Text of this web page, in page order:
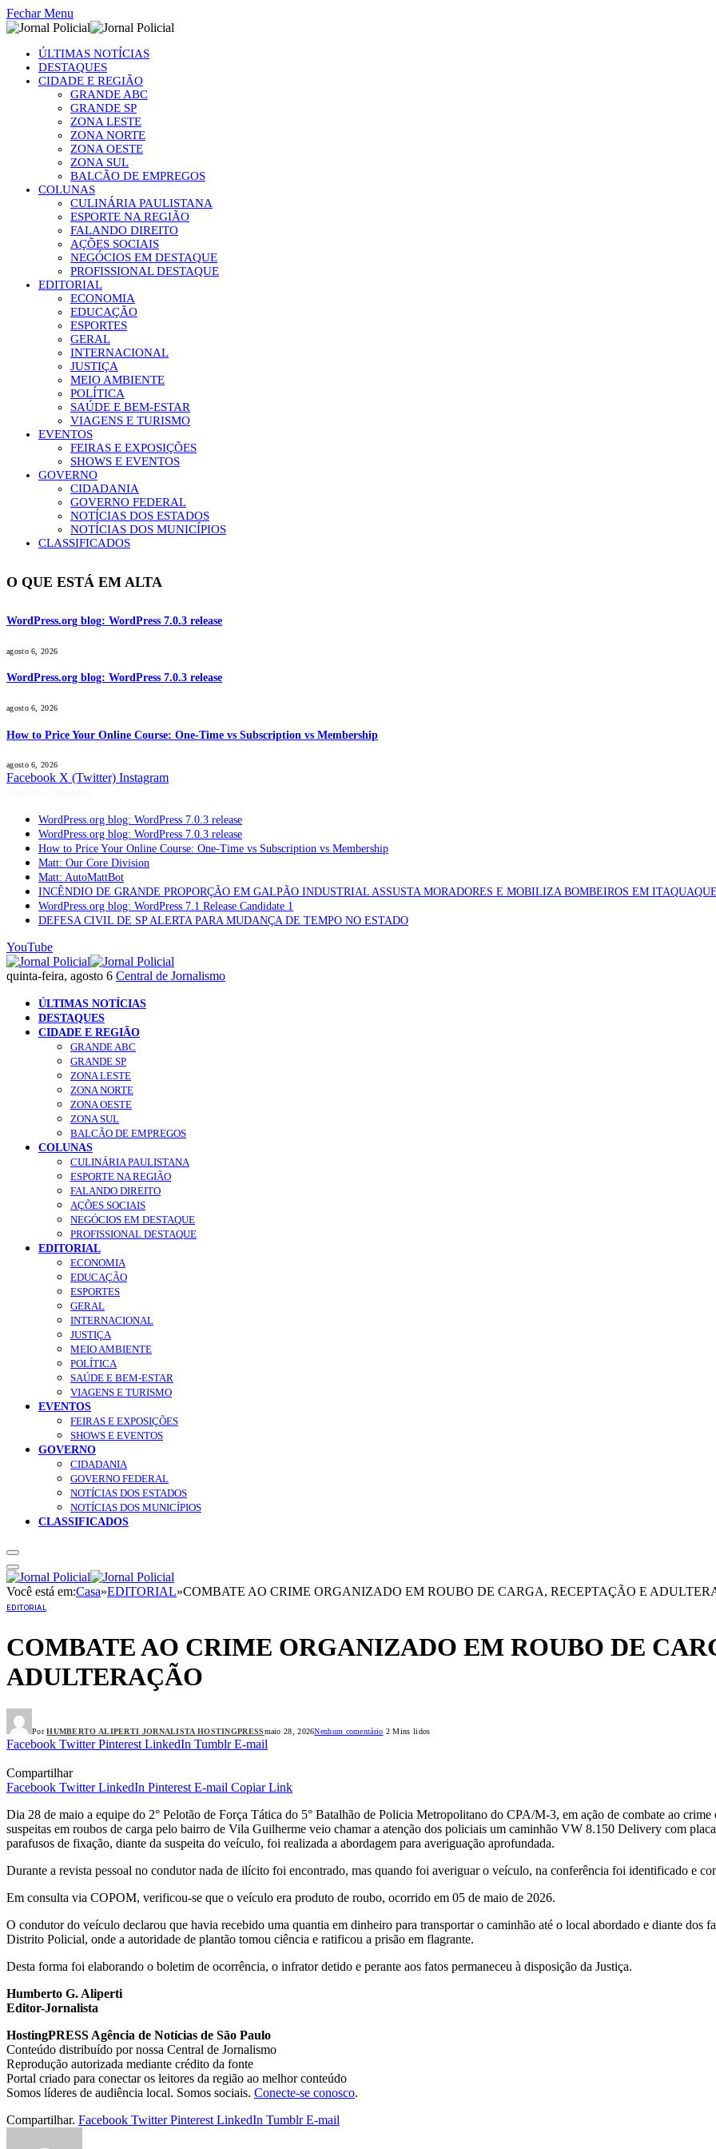
Fechar Menu
ÚLTIMAS NOTÍCIAS
DESTAQUES
CIDADE E REGIÃO
GRANDE ABC
GRANDE SP
ZONA LESTE
ZONA NORTE
ZONA OESTE
ZONA SUL
BALCÃO DE EMPREGOS
COLUNAS
CULINÁRIA PAULISTANA
ESPORTE NA REGIÃO
FALANDO DIREITO
AÇÕES SOCIAIS
NEGÓCIOS EM DESTAQUE
PROFISSIONAL DESTAQUE
EDITORIAL
ECONOMIA
EDUCAÇÃO
ESPORTES
GERAL
INTERNACIONAL
JUSTIÇA
MEIO AMBIENTE
POLÍTICA
SAÚDE E BEM-ESTAR
VIAGENS E TURISMO
EVENTOS
FEIRAS E EXPOSIÇÕES
SHOWS E EVENTOS
GOVERNO
CIDADANIA
GOVERNO FEDERAL
NOTÍCIAS DOS ESTADOS
NOTÍCIAS DOS MUNICÍPIOS
CLASSIFICADOS
O QUE ESTÁ EM ALTA
WordPress.org blog: WordPress 7.0.3 release
agosto 6, 2026
WordPress.org blog: WordPress 7.0.3 release
agosto 6, 2026
How to Price Your Online Course: One-Time vs Subscription vs Membership
agosto 6, 2026
Facebook X (Twitter) Instagram
WordPress.org blog: WordPress 7.0.3 release
WordPress.org blog: WordPress 7.0.3 release
How to Price Your Online Course: One-Time vs Subscription vs Membership
Matt: Our Core Division
Matt: AutoMattBot
INCÊNDIO DE GRANDE PROPORÇÃO EM GALPÃO INDUSTRIAL ASSUSTA MORADORES E MOBILIZA BOMBEIROS EM
WordPress.org blog: WordPress 7.1 Release Candidate 1
DEFESA CIVIL DE SP ALERTA PARA MUDANÇA DE TEMPO NO ESTADO
YouTube
quinta-feira, agosto 6 Central de Jornalismo
ÚLTIMAS NOTÍCIAS
DESTAQUES
CIDADE E REGIÃO
GRANDE ABC
GRANDE SP
ZONA LESTE
ZONA NORTE
ZONA OESTE
ZONA SUL
BALCÃO DE EMPREGOS
COLUNAS
CULINÁRIA PAULISTANA
ESPORTE NA REGIÃO
FALANDO DIREITO
AÇÕES SOCIAIS
NEGÓCIOS EM DESTAQUE
PROFISSIONAL DESTAQUE
EDITORIAL
ECONOMIA
EDUCAÇÃO
ESPORTES
GERAL
INTERNACIONAL
JUSTIÇA
MEIO AMBIENTE
POLÍTICA
SAÚDE E BEM-ESTAR
VIAGENS E TURISMO
EVENTOS
FEIRAS E EXPOSIÇÕES
SHOWS E EVENTOS
GOVERNO
CIDADANIA
GOVERNO FEDERAL
NOTÍCIAS DOS ESTADOS
NOTÍCIAS DOS MUNICÍPIOS
CLASSIFICADOS
Você está em:Casa»EDITORIAL»COMBATE AO CRIME ORGANIZADO EM ROUBO DE CARGA, RECEPTAÇÃO E
EDITORIAL
COMBATE AO CRIME ORGANIZADO EM ROUBO DE
ADULTERAÇÃO
Por HUMBERTO ALIPERTI JORNALISTA HOSTINGPRESSmaio 28, 2026Nenhum comentário 2 Mins lidos
Facebook Twitter Pinterest LinkedIn Tumblr E-mail
Compartilhar
Facebook Twitter LinkedIn Pinterest E-mail Copiar Link
Dia 28 de maio a equipe do 2° Pelotão de Força Tática do 5° Batalhão de Policia Metropolitano do CPA/M-3, em ação de combate ao
suspeitas em roubos de carga pelo bairro de Vila Guilherme veio chamar a atenção dos policiais um caminhão VW 8.150 Delivery com
parafusos de fixação, diante da suspeita do veículo, foi realizada a abordagem para averiguação aprofundada.
Durante a revista pessoal no condutor nada de ilícito foi encontrado, mas quando foi averiguar o veículo, na conferência foi identificado e
Em consulta via COPOM, verificou-se que o veículo era produto de roubo, ocorrido em 05 de maio de 2026.
O condutor do veículo declarou que havia recebido uma quantia em dinheiro para transportar o caminhão até o local abordado e diante
Distrito Policial, onde a autoridade de plantão tomou ciência e ratificou a prisão em flagrante.
Desta forma foi elaborando o boletim de ocorrência, o infrator detido e perante aos fatos permaneceu à disposição da Justiça.
Humberto G. Aliperti
Editor-Jornalista
HostingPRESS Agência de Notícias de São Paulo
Conteúdo distribuído por nossa Central de Jornalismo
Reprodução autorizada mediante crédito da fonte
Portal criado para conectar os leitores da região ao melhor conteúdo
Somos líderes de audiência local. Somos sociais. Conecte-se conosco.
Compartilhar. Facebook Twitter Pinterest LinkedIn Tumblr E-mail